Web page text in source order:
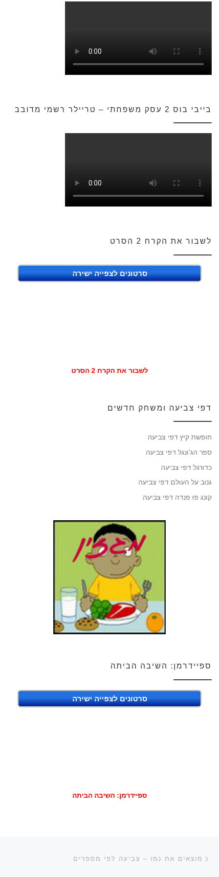
בייבי בוס 2 עסק משפחתי – טריילר רשמי מדובב
לשבור את הקרח 2 הסרט
סרטונים לצפייה ישירה
לשבור את הקרח 2 הסרט
דפי צביעה ומשחק חדשים
חופשת קיץ דפי צביעה
ספר הג'ונגל דפי צביעה
כדורגל דפי צביעה
גנוב על העולם דפי צביעה
קונג פו פנדה דפי צביעה
ספיידרמן: השיבה הביתה
סרטונים לצפייה ישירה
ספיידרמן: השיבה הביתה
ניווט בפוסטים
מוצאים את נמו – צביעה לפי מספרים